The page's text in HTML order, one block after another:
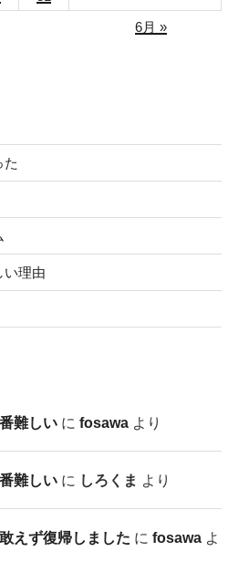
6月 »
た
い理由
難しい に fosawa より
難しい に しろくま より
えず復帰しました に fosawa よ